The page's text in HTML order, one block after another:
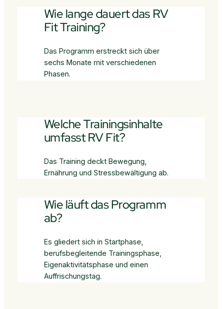
Wie lange dauert das RV
Fit Training?
Das Programm erstreckt sich über
sechs Monate mit verschiedenen
Phasen.
Welche Trainingsinhalte
umfasst RV Fit?
Das Training deckt Bewegung,
Ernährung und Stressbewältigung ab.
Wie läuft das Programm
ab?
Es gliedert sich in Startphase,
berufsbegleitende Trainingsphase,
Eigenaktivitätsphase und einen
Auffrischungstag.